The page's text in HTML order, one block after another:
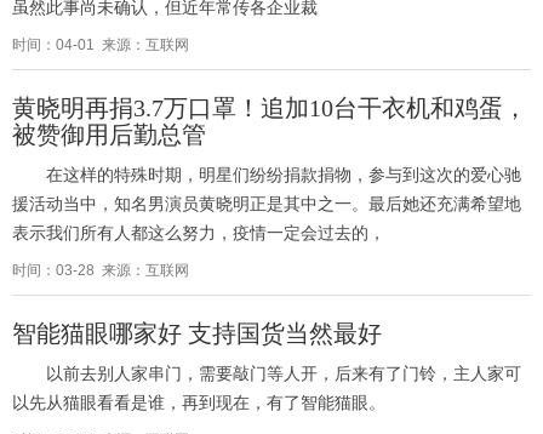
虽然此事尚未确认，但近年常传各企业裁
时间：04-01 来源：互联网
黄晓明再捐3.7万口罩！追加10台干衣机和鸡蛋，
被赞御用后勤总管
在这样的特殊时期，明星们纷纷捐款捐物，参与到这次的爱心驰
援活动当中，知名男演员黄晓明正是其中之一。最后她还充满希望地
表示我们所有人都这么努力，疫情一定会过去的，
时间：03-28 来源：互联网
智能猫眼哪家好 支持国货当然最好
以前去别人家串门，需要敲门等人开，后来有了门铃，主人家可
以先从猫眼看看是谁，再到现在，有了智能猫眼。